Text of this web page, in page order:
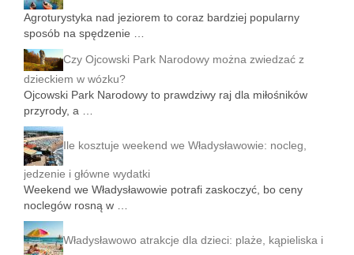
Agroturystyka nad jeziorem to coraz bardziej popularny
sposób na spędzenie …
Czy Ojcowski Park Narodowy można zwiedzać z
dzieckiem w wózku?
Ojcowski Park Narodowy to prawdziwy raj dla miłośników
przyrody, a …
Ile kosztuje weekend we Władysławowie: nocleg,
jedzenie i główne wydatki
Weekend we Władysławowie potrafi zaskoczyć, bo ceny
noclegów rosną w …
Władysławowo atrakcje dla dzieci: plaże, kąpieliska i